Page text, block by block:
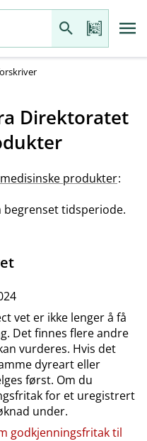
Direktoratet
produkter:
begrenset tidsperiode.
vet er ikke lenger å få
Det finnes flere andre
vurderes. Hvis det
dyreart eller
først. Om du
for et uregistrert
under.
godkjenningsfritak til